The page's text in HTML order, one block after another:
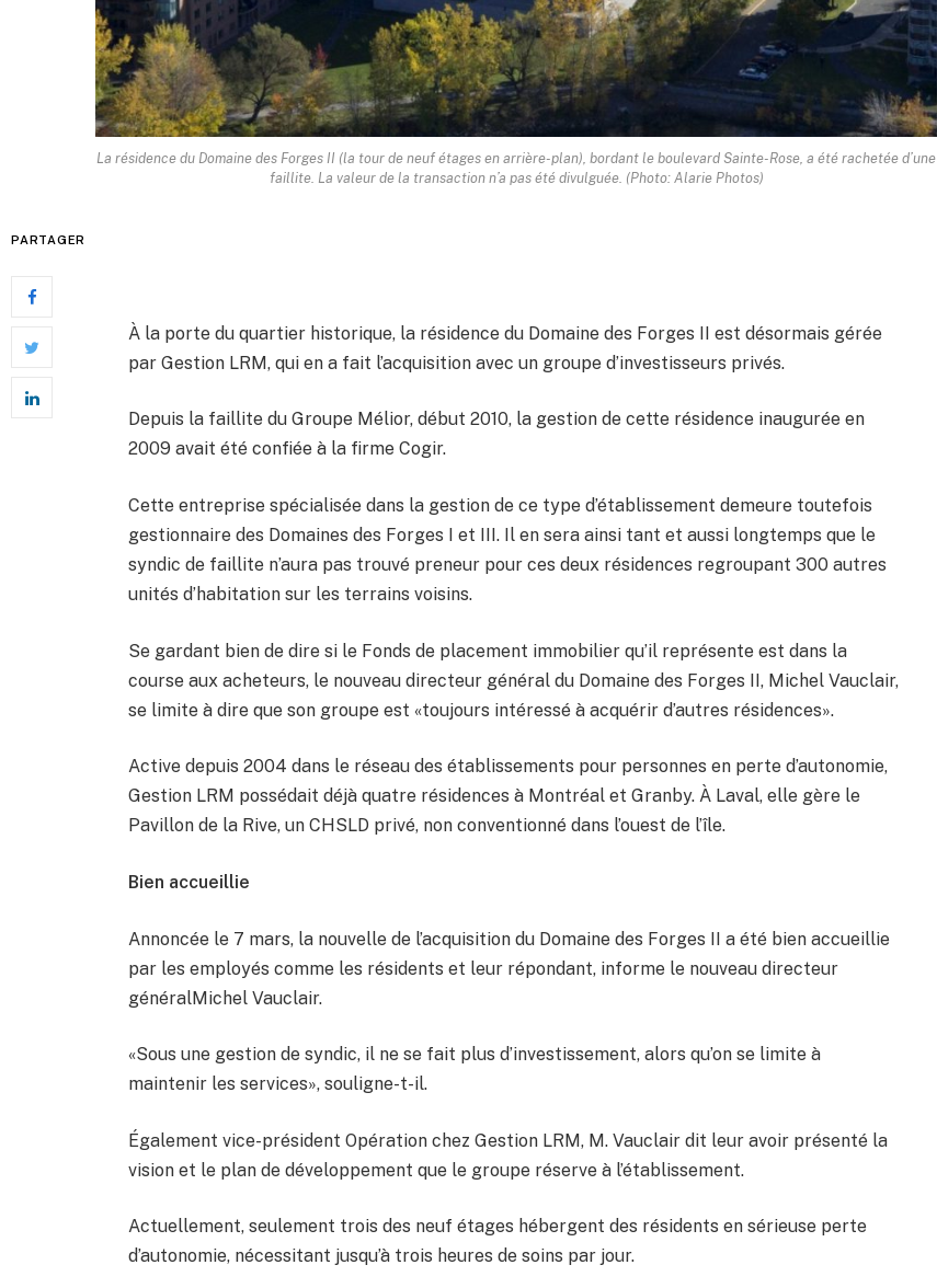
La résidence du Domaine des Forges II (la tour de neuf étages en arrière-plan), bordant le boulevard Sainte-Rose, a été rachetée d’une
faillite. La valeur de la transaction n’a pas été divulguée. (Photo: Alarie Photos)
PARTAGER
À la porte du quartier historique, la résidence du Domaine des Forges II est désormais gérée
par Gestion LRM, qui en a fait l’acquisition avec un groupe d’investisseurs privés.
Depuis la faillite du Groupe Mélior, début 2010, la gestion de cette résidence inaugurée en
2009 avait été confiée à la firme Cogir.
Cette entreprise spécialisée dans la gestion de ce type d’établissement demeure toutefois
gestionnaire des Domaines des Forges I et III. Il en sera ainsi tant et aussi longtemps que le
syndic de faillite n’aura pas trouvé preneur pour ces deux résidences regroupant 300 autres
unités d’habitation sur les terrains voisins.
Se gardant bien de dire si le Fonds de placement immobilier qu’il représente est dans la
course aux acheteurs, le nouveau directeur général du Domaine des Forges II, Michel Vauclair,
se limite à dire que son groupe est «toujours intéressé à acquérir d’autres résidences».
Active depuis 2004 dans le réseau des établissements pour personnes en perte d’autonomie,
Gestion LRM possédait déjà quatre résidences à Montréal et Granby. À Laval, elle gère le
Pavillon de la Rive, un CHSLD privé, non conventionné dans l’ouest de l’île.
Bien accueillie
Annoncée le 7 mars, la nouvelle de l’acquisition du Domaine des Forges II a été bien accueillie
par les employés comme les résidents et leur répondant, informe le nouveau directeur
généralMichel Vauclair.
«Sous une gestion de syndic, il ne se fait plus d’investissement, alors qu’on se limite à
maintenir les services», souligne-t-il.
Également vice-président Opération chez Gestion LRM, M. Vauclair dit leur avoir présenté la
vision et le plan de développement que le groupe réserve à l’établissement.
Actuellement, seulement trois des neuf étages hébergent des résidents en sérieuse perte
d’autonomie, nécessitant jusqu’à trois heures de soins par jour.